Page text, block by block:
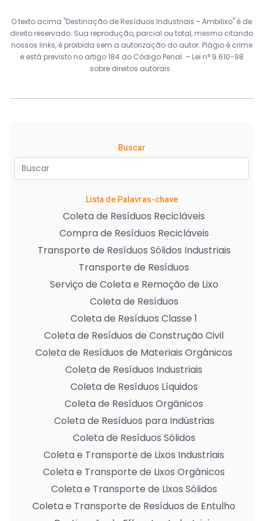
O texto acima "Destinação de Resíduos Industriais - Ambilixo" é de
direito reservado. Sua reprodução, parcial ou total, mesmo citando
nossos links, é proibida sem a autorização do autor. Plágio é crime
e está previsto no artigo 184 do Código Penal. – Lei n° 9.610-98
sobre direitos autorais .
Buscar
Lista de Palavras-chave
Coleta de Resíduos Recicláveis
Compra de Resíduos Recicláveis
Transporte de Resíduos Sólidos Industriais
Transporte de Resíduos
Serviço de Coleta e Remoção de Lixo
Coleta de Resíduos
Coleta de Resíduos Classe 1
Coleta de Resíduos de Construção Civil
Coleta de Resíduos de Materiais Orgânicos
Coleta de Resíduos Industriais
Coleta de Resíduos Líquidos
Coleta de Resíduos Orgânicos
Coleta de Resíduos para Indústrias
Coleta de Resíduos Sólidos
Coleta e Transporte de Lixos Industriais
Coleta e Transporte de Lixos Orgânicos
Coleta e Transporte de Lixos Sólidos
Coleta e Transporte de Resíduos de Entulho